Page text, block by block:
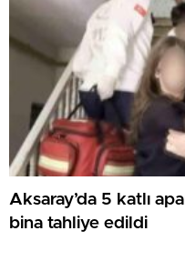
Aksaray’da 5 katlı
bina tahliye edildi